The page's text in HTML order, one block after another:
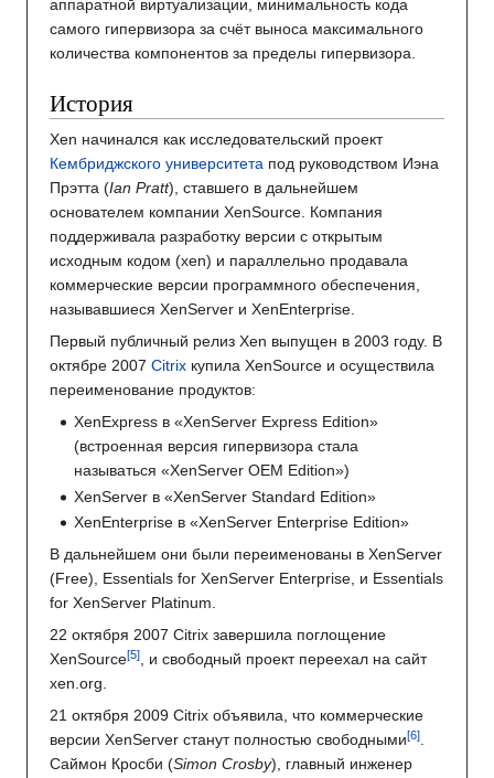
аппаратной виртуализации, минимальность кода
самого гипервизора за счёт выноса максимального
количества компонентов за пределы гипервизора.
История
Xen начинался как исследовательский проект
Кембриджского университета под руководством Иэна
Прэтта (Ian Pratt), ставшего в дальнейшем
основателем компании XenSource. Компания
поддерживала разработку версии с открытым
исходным кодом (xen) и параллельно продавала
коммерческие версии программного обеспечения,
называвшиеся XenServer и XenEnterprise.
Первый публичный релиз Xen выпущен в 2003 году. В
октябре 2007 Citrix купила XenSource и осуществила
переименование продуктов:
XenExpress в «XenServer Express Edition»
(встроенная версия гипервизора стала
называться «XenServer OEM Edition»)
XenServer в «XenServer Standard Edition»
XenEnterprise в «XenServer Enterprise Edition»
В дальнейшем они были переименованы в XenServer
(Free), Essentials for XenServer Enterprise, и Essentials
for XenServer Platinum.
22 октября 2007 Citrix завершила поглощение
XenSource
, и свободный проект переехал на сайт
xen.org.
21 октября 2009 Citrix объявила, что коммерческие
версии XenServer станут полностью свободными
.
Саймон Кросби (Simon Crosby), главный инженер